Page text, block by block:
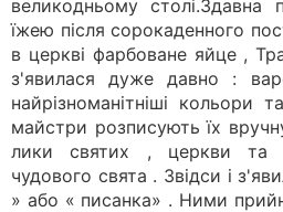
великодньому
їжею після сорокаденного
в церкві фарбоване яйце ,
з'явилася дуже давно :
найрізноманітніші кольори
майстри розписують їх
лики святих , церкви та
чудового свята . Звідси і
» або « писанка» . Ними